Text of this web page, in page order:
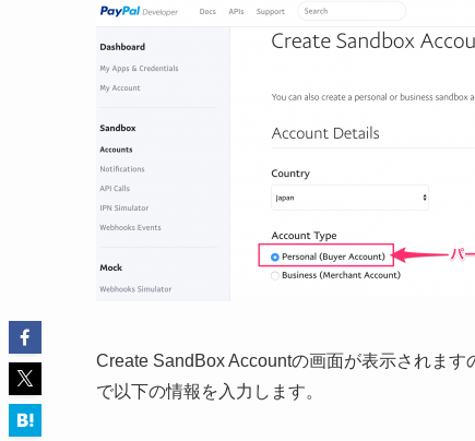
Create SandBox Accountの画面が表示されま
で以下の情報を入力します。